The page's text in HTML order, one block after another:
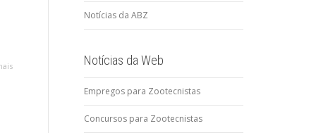
Notícias da ABZ
Notícias da Web
Empregos para Zootecnistas
Concursos para Zootecnistas